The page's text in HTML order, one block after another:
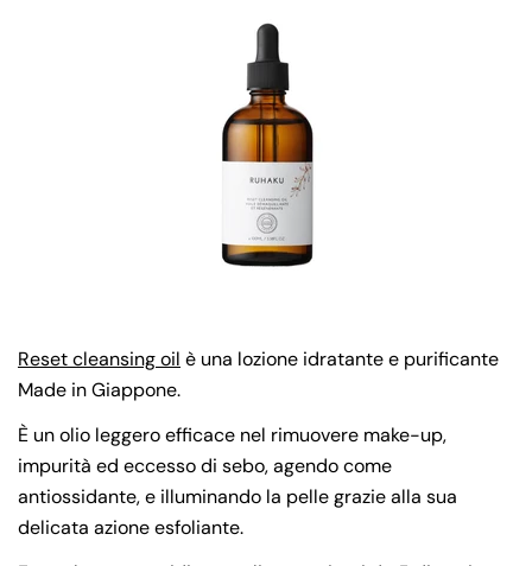
Reset cleansing oil è una lozione idratante e purificante
Made in Giappone.
È un olio leggero efficace nel rimuovere make-up,
impurità ed eccesso di sebo, agendo come
antiossidante, e illuminando la pelle grazie alla sua
delicata azione esfoliante.